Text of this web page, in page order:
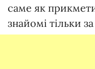
саме як
знайомі тільки